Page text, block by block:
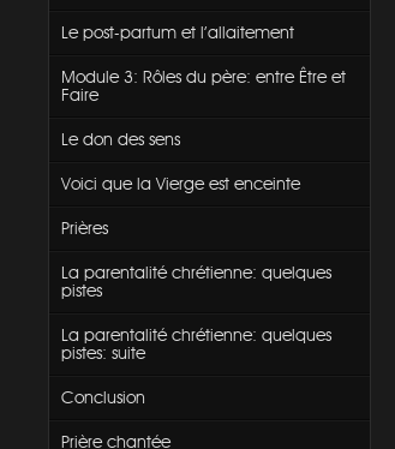
Le post-partum et l'allaitement
Module 3: Rôles du père: entre Être et
Faire
Le don des sens
Voici que la Vierge est enceinte
Prières
La parentalité chrétienne: quelques
pistes
La parentalité chrétienne: quelques
pistes: suite
Conclusion
Prière chantée